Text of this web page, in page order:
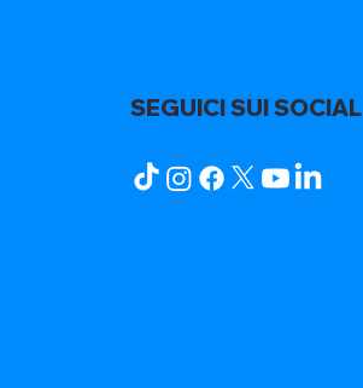
SEGUICI SUI SOCIAL